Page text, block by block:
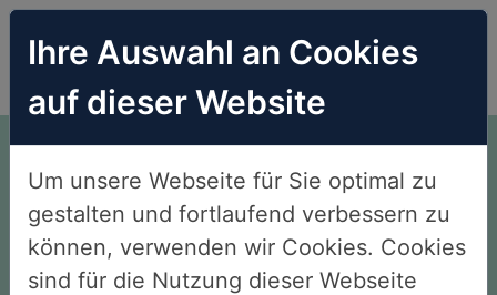
Endlich Nichtraucher.
Ohne Willenskraft. Ohne
Verzicht. Ohne Angst.
Ihre Auswahl an Cookies
auf dieser Website
Um unsere Webseite für Sie optimal zu
gestalten und fortlaufend verbessern zu
können, verwenden wir Cookies. Cookies
sind für die Nutzung dieser Webseite